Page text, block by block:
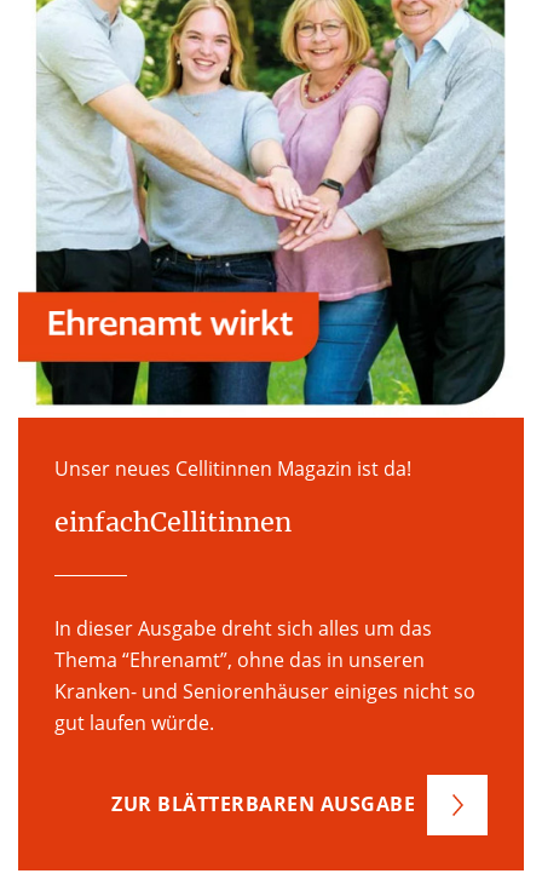
Unser neues Cellitinnen Magazin ist da!
einfachCellitinnen
In dieser Ausgabe dreht sich alles um das
Thema “Ehrenamt”, ohne das in unseren
Kranken- und Seniorenhäuser einiges nicht so
gut laufen würde.
ZUR BLÄTTERBAREN AUSGABE